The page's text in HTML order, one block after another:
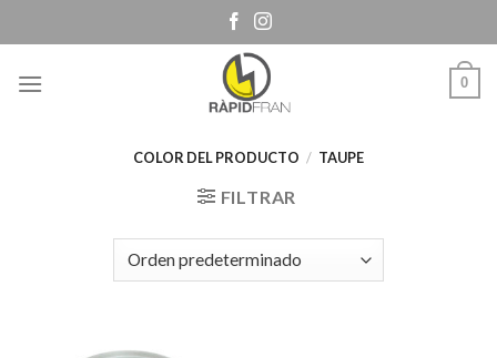
to
0
COLOR DEL PRODUCTO / TAUPE
FILTRAR